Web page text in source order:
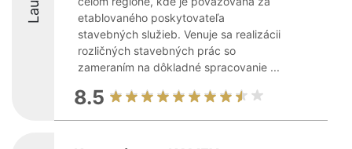
etablovaného poskytovateľa
stavebných služieb. Venuje sa realizácii
rozličných stavebných prác so
zameraním na dôkladné spracovanie ...
8.5